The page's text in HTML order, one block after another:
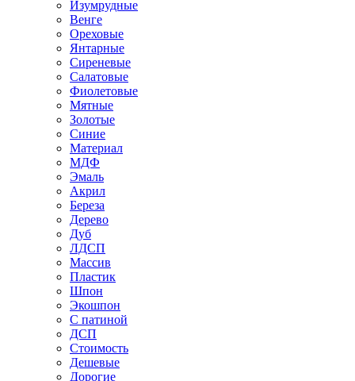
Изумрудные
Венге
Ореховые
Янтарные
Сиреневые
Салатовые
Фиолетовые
Мятные
Золотые
Синие
Материал
МДФ
Эмаль
Акрил
Береза
Дерево
Дуб
ЛДСП
Массив
Пластик
Шпон
Экошпон
С патиной
ДСП
Стоимость
Дешевые
Дорогие